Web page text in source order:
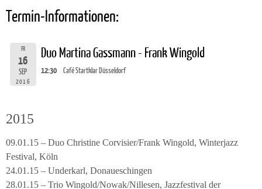
Termin-Informationen:
FR
16
SEP
2016
Duo Martina Gassmann - Frank Wingold
12:30 Café Startklar Düsseldorf
2015
09.01.15 – Duo Christine Corvisier/Frank Wingold, Winterjazz
Festival, Köln
24.01.15 – Underkarl, Donaueschingen
28.01.15 – Trio Wingold/Nowak/Nillesen, Jazzfestival der